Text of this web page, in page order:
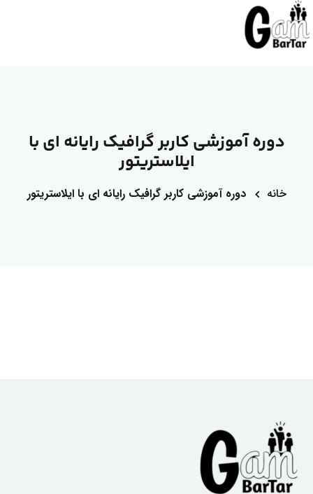
دوره آموزشی کاربر گرافیک رایانه ای با
ایلاستریتور
خانه دوره آموزشی کاربر گرافیک رایانه ای با ایلاستریتور